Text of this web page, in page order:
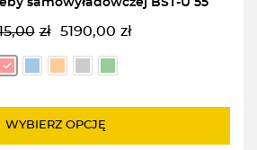
samowyładowczej BST-U 55
zł
Pierwotna
cena
wynosiła:
5190,00 zł
Aktualna
cena
wynosi:
WYBIERZ OPCJĘ